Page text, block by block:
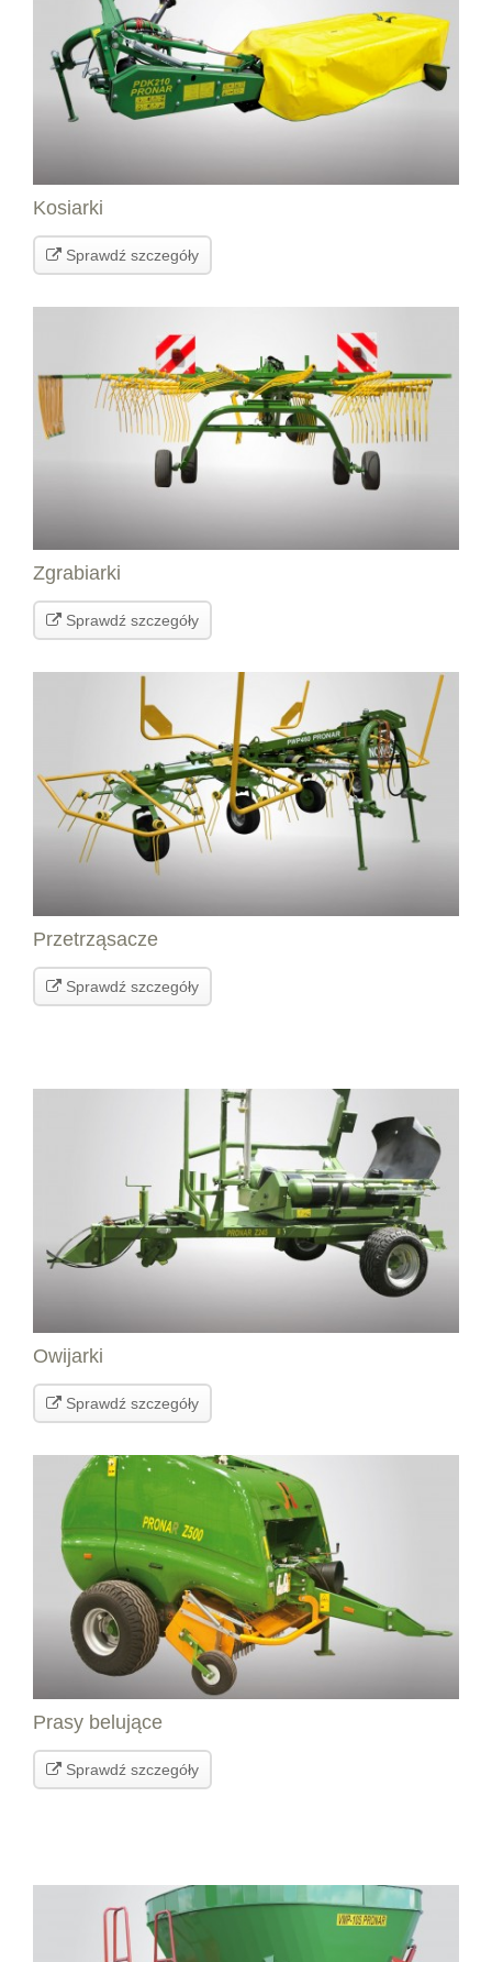
Kosiarki
Sprawdź szczegóły
Zgrabiarki
Sprawdź szczegóły
Przetrząsacze
Sprawdź szczegóły
Owijarki
Sprawdź szczegóły
Prasy belujące
Sprawdź szczegóły